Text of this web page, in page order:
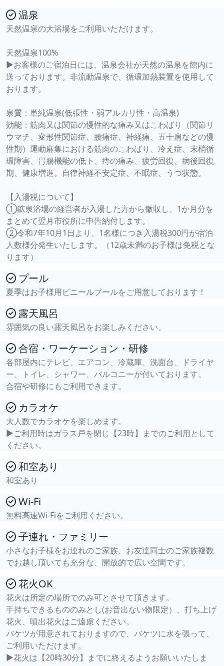
温泉
天然温泉の大浴場をご利用いただけます。
天然温泉100%
▶お客様のご宿泊日には、温泉会社が天然の温泉を館内に
送っております。非流動温泉で、循環加熱装置を使用して
おります。
泉質：単純温泉(低張性・弱アルカリ性・高温泉)
効能：筋肉又は関節の慢性的な痛み又はこわばり（関節リ
ウマチ、変形性関節症、腰痛症、神経痛、五十肩などの慢
性期）運動麻集における筋肉のこわばり、冷え症、末梢循
環障害、胃腸機能の低下、痔の痛み、疲労回復、病後回復
期、健康増進。自律神経不安定症、不眠症、うつ状態。
【入湯税について】
①鉱泉浴場の経営者が入湯した方から徵収し、1か月分を
まとめて翌月市役所に申告納付します。
②令和7年10月1日より、1名様につき入湯税300円が宿泊
人数様分発生いたします。（12歳未満のお子様は免税とな
ります）
プール
夏季はお子様用ビニールプールをご用意しております！
露天風呂
雰囲気の良い露天風呂をお楽しみください。
合宿・ワーケーション・研修
各部屋内にテレビ、エアコン、冷蔵庫、洗面台、ドライヤ
ー、トイレ、シャワー、バルコニーが付いております。
合宿や研修にもご利用できます。
カラオケ
大人数でカラオケを楽しめます。
▶ご利用時はガラス戸を閉じ【23時】までのご利用として
ください。
和室あり
和室あり
Wi-Fi
無料高速Wi-Fiをご利用ください。
子連れ・ファミリー
小さなお子様をお連れのご家族、お友達同士のご家族複数
でお越し頂いても充分な、開放的で広い空間です。
花火OK
花火は所定の場所でのみ可とさせて頂きます。
手持ちできるもののみとし(お音出ない物限定）、打ち上げ
花火、噴出花火はご遠慮ください。
バケツが用意されておりますので、バケツに水を張って、
ご利用いただけます。
▶花火は【20時30分】までに終えるようお願いいたしま